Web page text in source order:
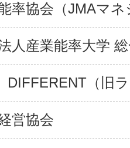
率協会（JMAマネ
人産業能率大学
（旧ラ
営協会